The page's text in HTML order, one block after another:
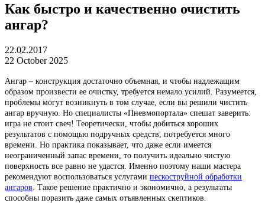
Как быстро и качественно очистить
ангар?
22.02.2017
22 October 2025
Ангар – конструкция достаточно объемная, и чтобы надлежащим
образом произвести ее очистку, требуется немало усилий. Разумеется,
проблемы могут возникнуть в том случае, если вы решили чистить
ангар вручную. Но специалисты «Пневмопортала» спешат заверить:
игра не стоит свеч! Теоретически, чтобы добиться хороших
результатов с помощью подручных средств, потребуется много
времени. Но практика показывает, что даже если имеется
неограниченный запас времени, то получить идеально чистую
поверхность все равно не удастся. Именно поэтому наши мастера
рекомендуют воспользоваться услугами пескоструйной обработки
ангаров . Такое решение практично и экономично, а результаты
способны поразить даже самых отъявленных скептиков.